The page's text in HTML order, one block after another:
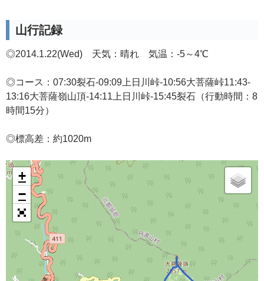
山行記録
◎2014.1.22(Wed) 天気：晴れ 気温：-5～4℃
◎コース：07:30裂石-09:09上日川峠-10:56大菩薩峠11:43-
13:16大菩薩嶺山頂-14:11上日川峠-15:45裂石（行動時間：8
時間15分）
◎標高差：約1020m
+
−